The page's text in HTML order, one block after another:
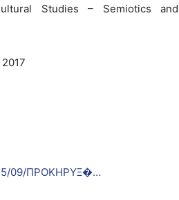
Cultural Studies – Semiotics and
09/ΠΡΟΚΗΡΥΞ�…